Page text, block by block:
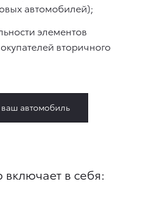
автомобилей);
элементов
вторичного
ваш автомобиль
в себя: